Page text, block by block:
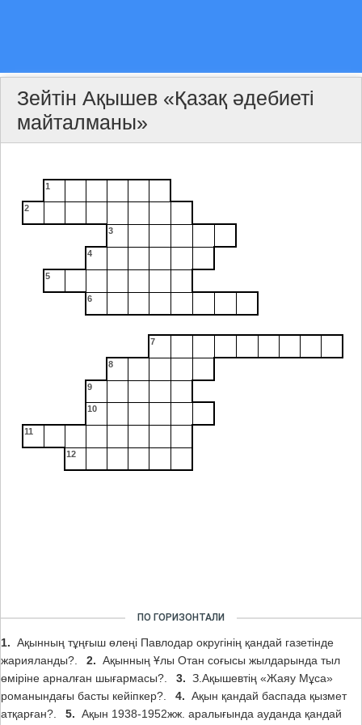
Зейтін Ақышев «Қазақ әдебиеті
майталманы»
1
2
3
4
5
6
7
8
9
10
11
12
ПО ГОРИЗОНТАЛИ
1. Ақынның тұңғыш өлеңі Павлодар округінің қандай газетінде
жарияланды?.
2. Ақынның Ұлы Отан соғысы жылдарында тыл
өміріне арналған шығармасы?.
3. З.Ақышевтің «Жаяу Мұса»
романындағы басты кейіпкер?.
4. Ақын қандай баспада қызмет
атқарған?.
5. Ақын 1938-1952жж. аралығында ауданда қандай